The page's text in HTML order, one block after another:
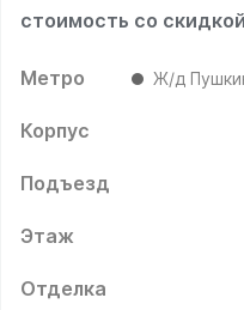
стоимость со
Метро Ж/д
Корпус
Подъезд
Этаж
Отделка